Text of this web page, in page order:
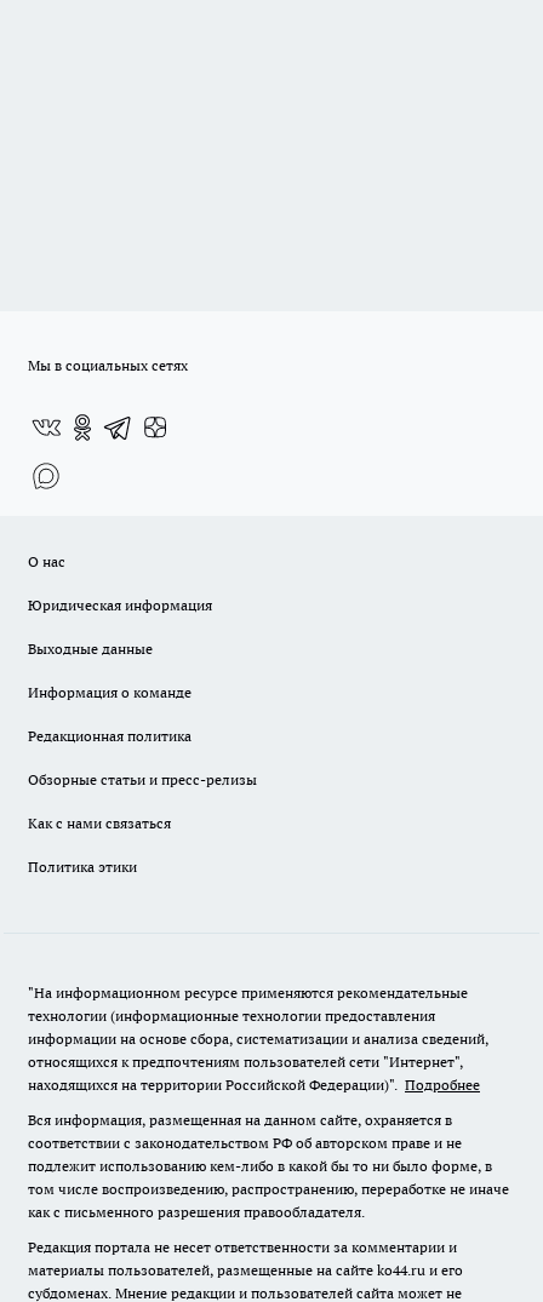
Мы в социальных сетях
О нас
Юридическая информация
Выходные данные
Информация о команде
Редакционная политика
Обзорные статьи и пресс-релизы
Как с нами связаться
Политика этики
"На информационном ресурсе применяются рекомендательные
технологии (информационные технологии предоставления
информации на основе сбора, систематизации и анализа сведений,
относящихся к предпочтениям пользователей сети "Интернет",
находящихся на территории Российской Федерации)". Подробнее
Вся информация, размещенная на данном сайте, охраняется в
соответствии с законодательством РФ об авторском праве и не
подлежит использованию кем-либо в какой бы то ни было форме, в
том числе воспроизведению, распространению, переработке не иначе
как с письменного разрешения правообладателя.
Редакция портала не несет ответственности за комментарии и
материалы пользователей, размещенные на сайте ko44.ru и его
субдоменах. Мнение редакции и пользователей сайта может не